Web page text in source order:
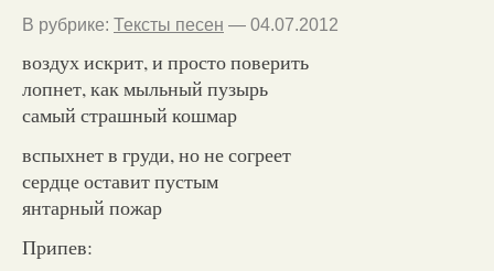
В рубрике: Тексты песен — 04.07.2012
воздух искрит, и просто поверить
лопнет, как мыльный пузырь
самый страшный кошмар
вспыхнет в груди, но не согреет
сердце оставит пустым
янтарный пожар
Припев: